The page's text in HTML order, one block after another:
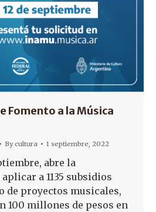
Fomento a la Música
Bycultura 1 septiembre, 2022
abre la
a 1135 subsidios
de proyectos musicales,
100 millones de pesos en